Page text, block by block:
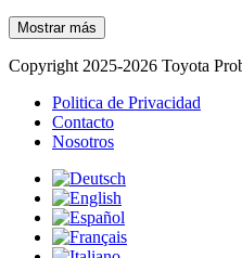
Mostrar más
Copyright 2025-2026 Toyota
Politica de Privacidad
Contacto
Nosotros